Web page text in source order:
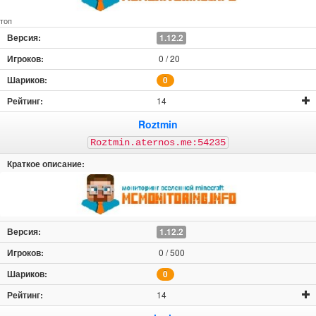
топ
1.12.2
0 / 20
0
14
Roztmin
Roztmin.aternos.me:54235
1.12.2
0 / 500
0
14